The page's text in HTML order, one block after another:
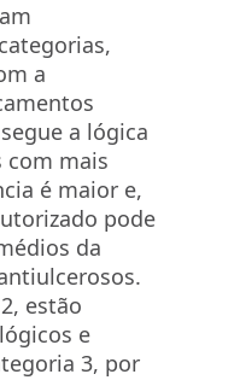
a
a lógica
com mais
é maior e,
pode
da
estão
e
3, por